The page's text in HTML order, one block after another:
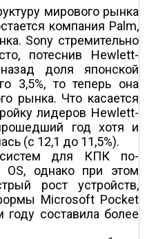
мирового рынка
компания Palm,
Sony стремительно
потеснив Hewlett-
доля японской
3,5%, то теперь она
рынка. Что касается
лидеров Hewlett-
год хотя и
(с 12,1 до 11,5%).
для КПК по-
однако при этом
рост устройств,
Microsoft Pocket
составила более